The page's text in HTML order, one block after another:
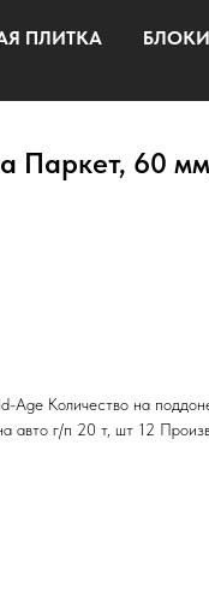
ПЛИТКА БЛОКИ
Паркет, 60
Age Количество на
авто г/п 20 т, шт 12